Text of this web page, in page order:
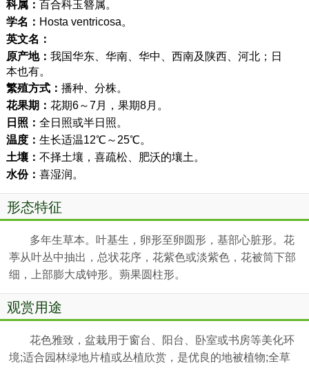
科属： 百合科玉簪属。
学名： Hosta ventricosa。
英文名：
原产地： 我国华东、华南、华中、西南及陕西、河北；日
本也有。
繁殖方式： 播种、分株。
花果期： 花期6～7月，果期8月。
日照： 全日照或半日照。
温度： 生长适温12℃～25℃。
土壤： 不择土壤，喜疏松、肥沃的壤土。
水份： 喜湿润。
形态特征
多年生草本。叶基生，卵形至卵圆形，基部心脏形。花
葶从叶丛中抽出，总状花序，花紫色或淡紫色，花被筒下部
细，上部膨大成钟形。蒴果圆柱形。
观赏用途
花色雅致，盆栽用于窗台、阳台、卧室或书房等美化环
境;适合园林绿地片植或丛植欣赏，是优良的地被植物;全草